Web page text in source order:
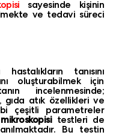
sayesinde kişinin
ve tedavi süreci
tanısını
oluşturabilmek için
incelenmesinde;
gıda atık özellikleri ve
çeşitli parametreler
testleri de
Bu testin